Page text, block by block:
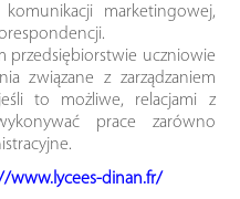
marketingowej,
przedsiębiorstwie uczniowie
związane z zarządzaniem
to możliwe, relacjami z
prace zarówno
www.lycees-dinan.fr/